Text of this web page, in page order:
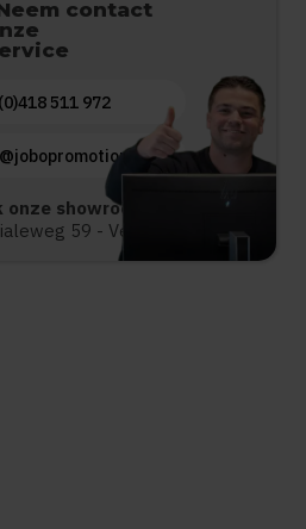
contact
511 972
onze showroom:
59 - Velddriel